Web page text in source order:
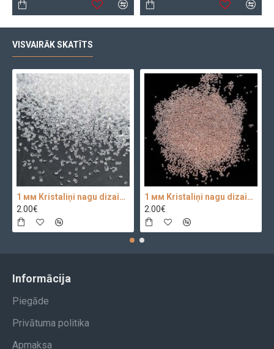
VISVAIRĀK SKATĪTS
1 мм Kristaliņi nagu dizainam Crystal Clear Glass 100 pc.
2.00€
1 мм Kristaliņi nagu dizainam 100 pc.
2.00€
Informācija
Piegāde
Privātuma politika
Apmaksa